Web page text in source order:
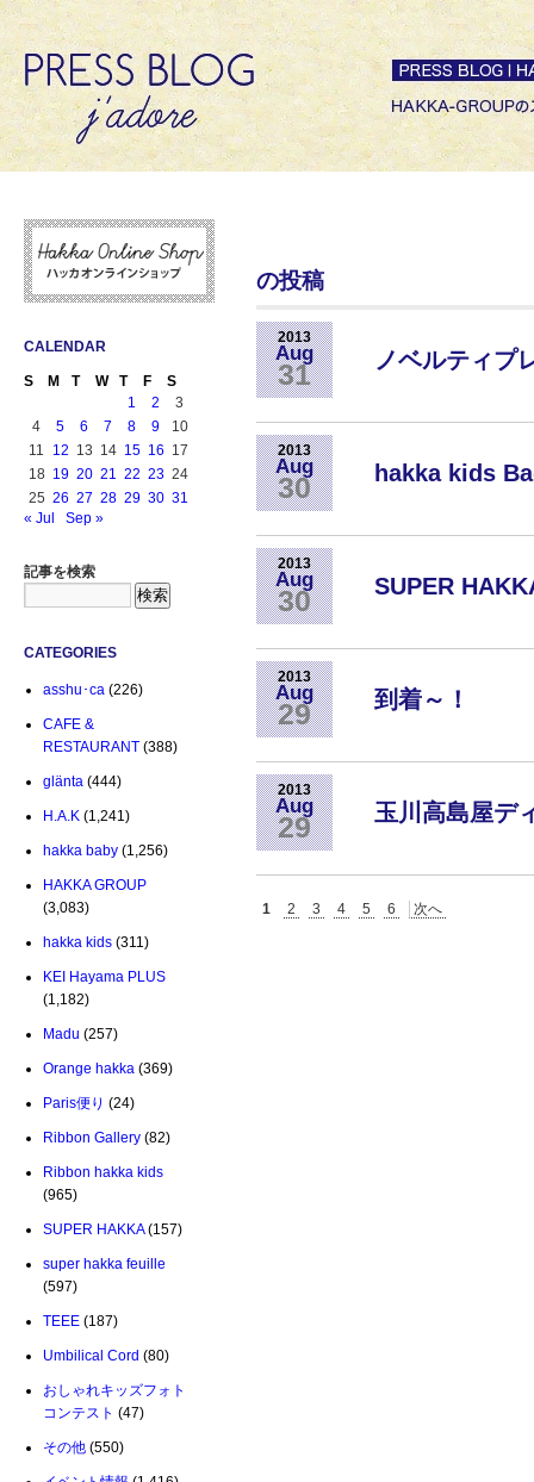
CALENDAR
S M T W T F
S
1
2
3
4
5 6 7 8 9
10
11
12 13 14 15 16 17
18 19 20 21 22 23 24
25 26 27 28 29 30 31
« Jul
Sep »
記事を検索
CATEGORIES
asshu･ca (226)
CAFE &
RESTAURANT (388)
glänta (444)
H.A.K (1,241)
hakka baby (1,256)
HAKKA GROUP
(3,083)
hakka kids (311)
KEI Hayama PLUS
(1,182)
Madu (257)
Orange hakka (369)
Paris便り (24)
Ribbon Gallery (82)
Ribbon hakka kids
(965)
SUPER HAKKA(157)
super hakka feuille
(597)
TEEE (187)
Umbilical Cord (80)
おしゃれキッズフォト
コンテスト (47)
その他 (550)
の投稿
2013
Aug
31 ノベルティプ
2013
Aug
30 hakka kids
2013
Aug
30 SUPER
2013
Aug
29 到着～！
2013
Aug
29 玉川高島屋デ
1 2 3 4 5 6 次へ